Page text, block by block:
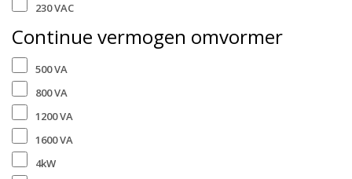
230 VAC
Continue vermogen omvormer
500 VA
800 VA
1200 VA
1600 VA
4kW